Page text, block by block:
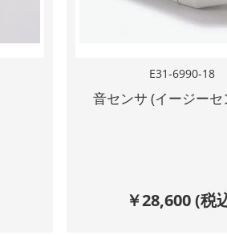
E31-6990-18
音センサ (イージーセ
￥28,600(税